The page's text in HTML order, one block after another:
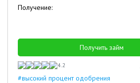
Получение:
Получить займ
4.2
#высокий процент одобрения